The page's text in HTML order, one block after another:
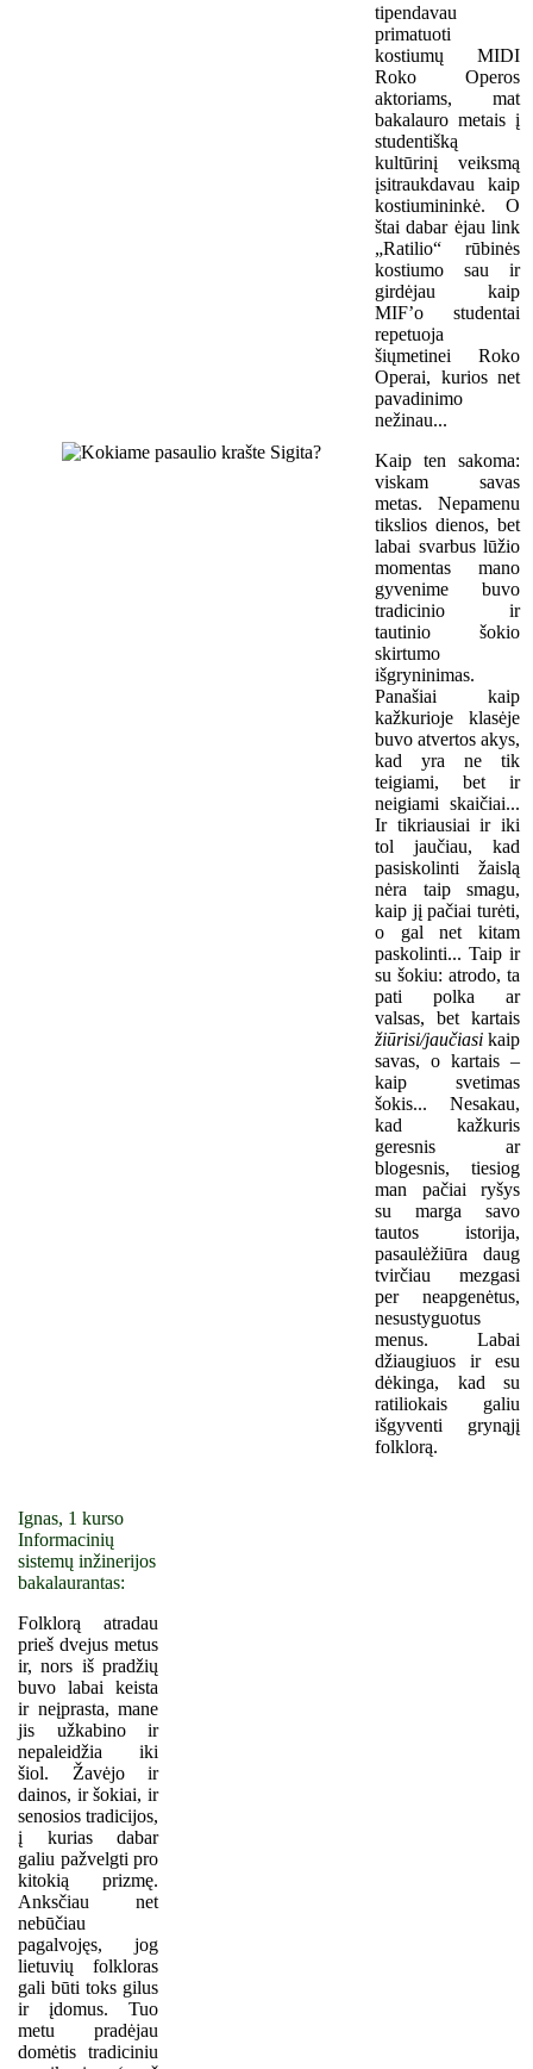
tipendavau
primatuoti
kostiumų MIDI
Roko Operos
aktoriams, mat
bakalauro metais į
studentišką
kultūrinį veiksmą
įsitraukdavau kaip
kostiumininkė. O
štai dabar ėjau link
„Ratilio“ rūbinės
kostiumo sau ir
girdėjau kaip
MIF’o studentai
repetuoja
šiųmetinei Roko
Operai, kurios net
pavadinimo
nežinau...
Kaip ten sakoma:
viskam savas
metas. Nepamenu
tikslios dienos, bet
labai svarbus lūžio
momentas mano
gyvenime buvo
tradicinio ir
tautinio šokio
skirtumo
išgryninimas.
Panašiai kaip
kažkurioje klasėje
buvo atvertos akys,
kad yra ne tik
teigiami, bet ir
neigiami skaičiai...
Ir tikriausiai ir iki
tol jaučiau, kad
pasiskolinti žaislą
nėra taip smagu,
kaip jį pačiai turėti,
o gal net kitam
paskolinti... Taip ir
su šokiu: atrodo, ta
pati polka ar
valsas, bet kartais
žiūrisi/jaučiasi kaip
savas, o kartais –
kaip svetimas
šokis... Nesakau,
kad kažkuris
geresnis ar
blogesnis, tiesiog
man pačiai ryšys
su marga savo
tautos istorija,
pasaulėžiūra daug
tvirčiau mezgasi
per neapgenėtus,
nesustyguotus
menus. Labai
džiaugiuos ir esu
dėkinga, kad su
ratiliokais galiu
išgyventi grynąjį
folklorą.
Ignas, 1 kurso
Informacinių
sistemų inžinerijos
bakalaurantas:
Folklorą atradau
prieš dvejus metus
ir, nors iš pradžių
buvo labai keista
ir neįprasta, mane
jis užkabino ir
nepaleidžia iki
šiol. Žavėjo ir
dainos, ir šokiai, ir
senosios tradicijos,
į kurias dabar
galiu pažvelgti pro
kitokią prizmę.
Anksčiau net
nebūčiau
pagalvojęs, jog
lietuvių folkloras
gali būti toks gilus
ir įdomus. Tuo
metu pradėjau
domėtis tradiciniu